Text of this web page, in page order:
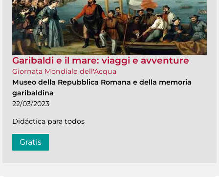
Garibaldi e il mare: viaggi e avventure
Giornata Mondiale dell'Acqua
Museo della Repubblica Romana e della memoria
garibaldina
22/03/2023
Didáctica para todos
Gratis